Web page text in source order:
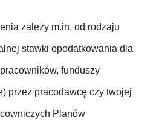
zależy m.in. od rodzaju
stawki opodatkowania dla
funduszy
przez pracodawcę czy twojej
Planów